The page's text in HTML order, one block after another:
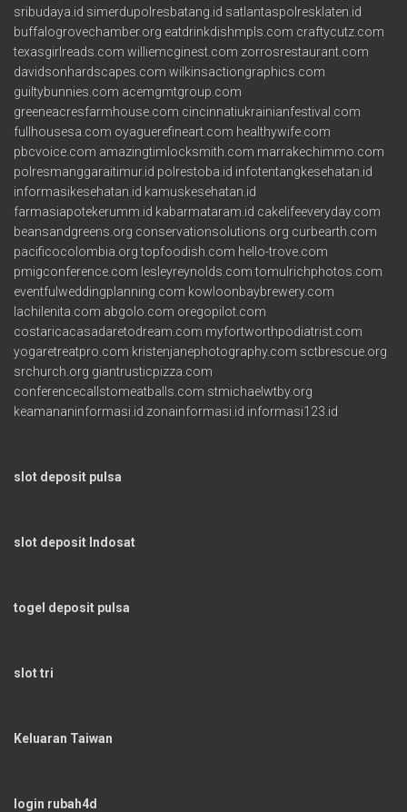
sribudaya.id simerdupolresbatang.id satlantaspolresklaten.id
buffalogrovechamber.org eatdrinkdishmpls.com craftycutz.com
texasgirlreads.com williemcginest.com zorrosrestaurant.com
davidsonhardscapes.com wilkinsactiongraphics.com
guiltybunnies.com acemgmtgroup.com
greeneacresfarmhouse.com cincinnatiukrainianfestival.com
fullhousesa.com oyaguerefineart.com healthywife.com
pbcvoice.com amazingtimlocksmith.com marrakechimmo.com
polresmanggaraitimur.id polrestoba.id infotentangkesehatan.id
informasikesehatan.id kamuskesehatan.id
farmasiapotekerumm.id kabarmataram.id cakelifeeveryday.com
beansandgreens.org conservationsolutions.org curbearth.com
pacificocolombia.org topfoodish.com hello-trove.com
pmigconference.com lesleyreynolds.com tomulrichphotos.com
eventfulweddingplanning.com kowloonbaybrewery.com
lachilenita.com abgolo.com oregopilot.com
costaricacasadaretodream.com myfortworthpodiatrist.com
yogaretreatpro.com kristenjanephotography.com sctbrescue.org
srchurch.org giantrusticpizza.com
conferencecallstomeatballs.com stmichaelwtby.org
keamananinformasi.id zonainformasi.id informasi123.id
slot deposit pulsa
slot deposit Indosat
togel deposit pulsa
slot tri
Keluaran Taiwan
login rubah4d